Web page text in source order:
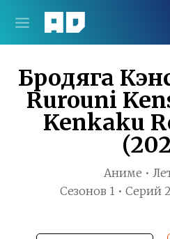
Бродяга
Rurouni
Kenkaku
Аниме •
Сезонов 1 • Серий